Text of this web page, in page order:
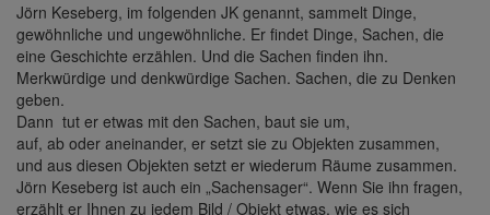
Jörn Keseberg, im folgenden JK genannt, sammelt Dinge,
gewöhnliche und ungewöhnliche. Er findet Dinge, Sachen, die
eine Geschichte erzählen. Und die Sachen finden ihn.
Merkwürdige und denkwürdige Sachen. Sachen, die zu Denken
geben.
Dann tut er etwas mit den Sachen, baut sie um,
auf, ab oder aneinander, er setzt sie zu Objekten zusammen,
und aus diesen Objekten setzt er wiederum Räume zusammen.
Jörn Keseberg ist auch ein „Sachensager“. Wenn Sie ihn fragen,
erzählt er Ihnen zu jedem Bild / Objekt etwas, wie es sich